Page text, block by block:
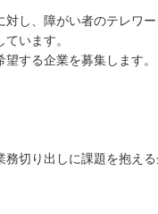
し、障がい者のテレワ
います。
する企業を募集します。
切り出しに課題を抱える